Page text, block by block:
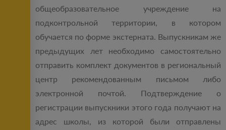
общеобразовательное учреждение на
подконтрольной территории, в котором
обучается по форме экстерната. Выпускникам же
предыдущих лет необходимо самостоятельно
отправить комплект документов в региональный
центр рекомендованным письмом либо
электронной почтой. Подтверждение о
регистрации выпускники этого года получают на
адрес школы, из которой были отправлены